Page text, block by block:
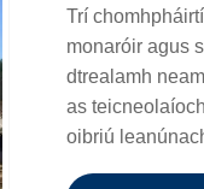
Trí
monaróir agus
dtrealamh
as
oibriú